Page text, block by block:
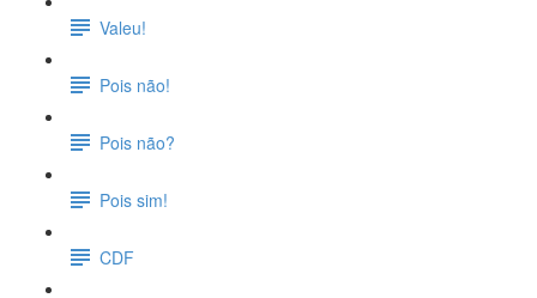
Valeu!
Pois não!
Pois não?
Pois sim!
CDF